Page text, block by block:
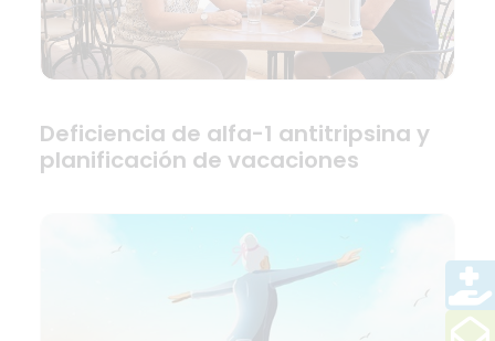
Deficiencia de alfa-1 antitripsina y
planificación de vacaciones